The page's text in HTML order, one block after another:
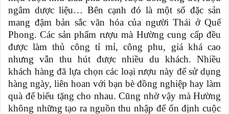
ngâm dược liệu… Bên cạnh đó là một số đặc sản
mang đậm bản sắc văn hóa của người Thái ở Quế
Phong. Các sản phẩm rượu mà Hường cung cấp đều
được làm thủ công tỉ mỉ, công phu, giá khá cao
nhưng vẫn thu hút được nhiều du khách. Nhiều
khách hàng đã lựa chọn các loại rượu này để sử dụng
hàng ngày, liên hoan với bạn bè đồng nghiệp hay làm
quà để biếu tặng cho nhau. Cũng nhờ vậy mà Hường
không những tạo ra nguồn thu nhập để ổn định cuộc